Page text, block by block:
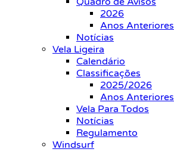
2026
Anos Anteriores
Notícias
Vela Ligeira
Calendário
Classificações
2025/2026
Anos Anteriores
Vela Para Todos
Notícias
Regulamento
Windsurf